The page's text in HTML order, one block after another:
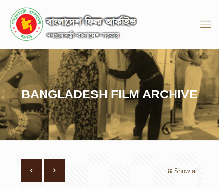
BANGLADESH FILM ARCHIVE
Show all